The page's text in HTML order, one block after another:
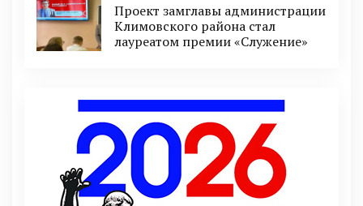
Проект замглавы администрации
Климовского района стал
лауреатом премии «Служение»